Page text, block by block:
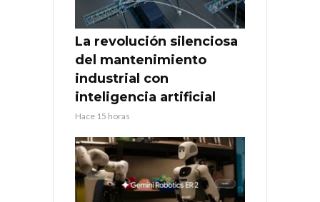
La revolución silenciosa
del mantenimiento
industrial con
inteligencia artificial
Hace 15 horas